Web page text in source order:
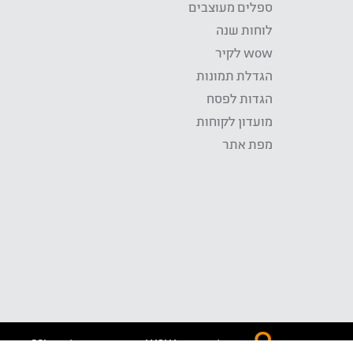
ספלים מעוצבים
לוחות שנה
wow לקיר
הגדלת תמונות
הגדות לפסח
מועדון לקוחות
מפת אתר
התשלום באתר WOW מאובטח בטכנולוגית SSL